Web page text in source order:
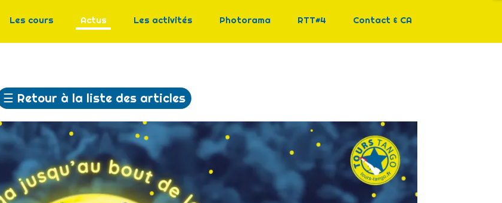
Les cours Actus Les activités Photorama RTT#4 Contact & CA
☰ Retour à la liste des articles